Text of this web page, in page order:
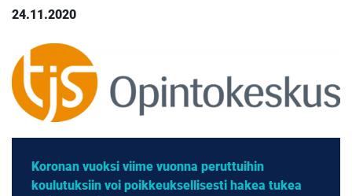
24.11.2020
Koronan vuoksi viime vuonna peruttuihin
koulutuksiin voi poikkeuksellisesti hakea tukea